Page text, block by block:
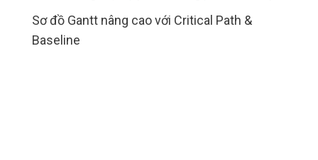
Sơ đồ Gantt nâng cao với Critical Path &
Baseline